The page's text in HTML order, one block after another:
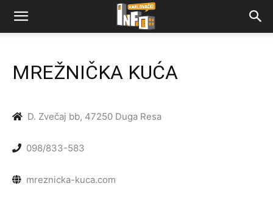
MREŽNIČKA KUĆA
D. Zvečaj bb, 47250 Duga Resa
098/833-583
mreznicka-kuca.com